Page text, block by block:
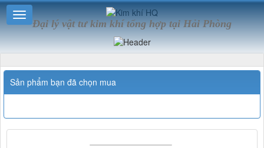
Đại lý vật tư kim khí tổng hợp tại Hải Phòng
Sản phẩm bạn đã chọn mua